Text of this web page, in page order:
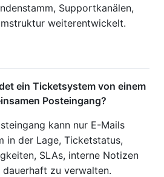
Supportkanälen,
weiterentwickelt.
ein Ticketsystem von einem
Posteingang?
kann nur E-Mails
in der Lage, Ticketstatus,
SLAs, interne Notizen
dauerhaft zu verwalten.